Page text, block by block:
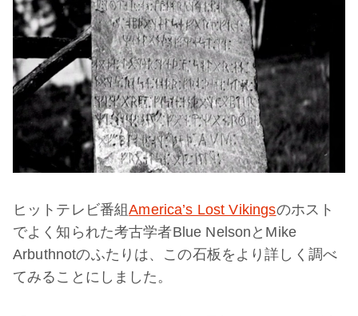
ヒットテレビ番組America’s Lost Vikingsのホスト
でよく知られた考古学者Blue NelsonとMike
Arbuthnotのふたりは、この石板をより詳しく調べ
てみることにしました。